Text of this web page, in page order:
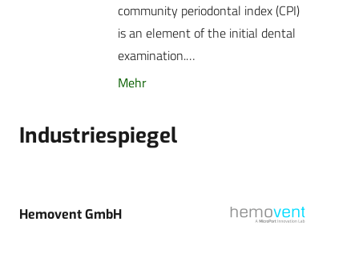
community periodontal index (CPI)
is an element of the initial dental
examination.…
Mehr
Industriespiegel
Hemovent GmbH